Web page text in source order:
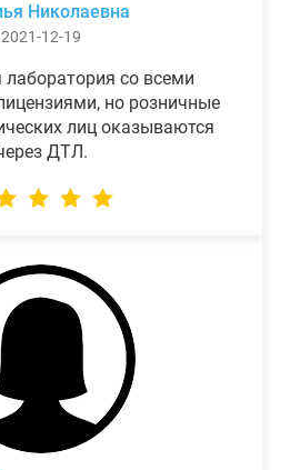
Николаевна
2021-12-19
лаборатория со всеми
но розничные
лиц оказываются
ДТЛ.